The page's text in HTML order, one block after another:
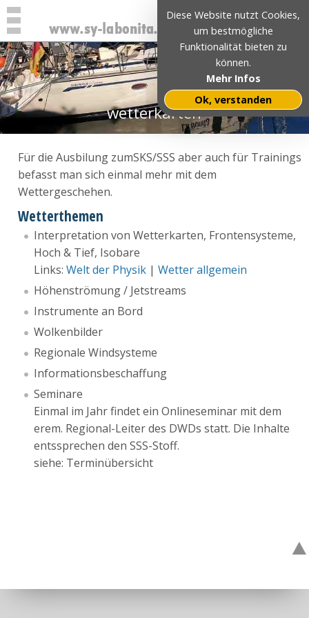
wetterkarten
Für die Ausbilung zumSKS/SSS aber auch für Trainings
befasst man sich einmal mehr mit dem
Wettergeschehen.
Wetterthemen
Interpretation von Wetterkarten, Frontensysteme,
Hoch & Tief, Isobare
Links: Welt der Physik| Wetter allgemein
Höhenströmung / Jetstreams
Instrumente an Bord
Wolkenbilder
Regionale Windsysteme
Informationsbeschaffung
Seminare
Einmal im Jahr findet ein Onlineseminar mit dem
erem. Regional-Leiter des DWDs statt. Die Inhalte
entssprechen den SSS-Stoff.
siehe: Terminübersicht
Diese Website nutzt Cookies,
um bestmögliche
Funktionalität bieten zu
können.
Mehr Infos
Ok, verstanden